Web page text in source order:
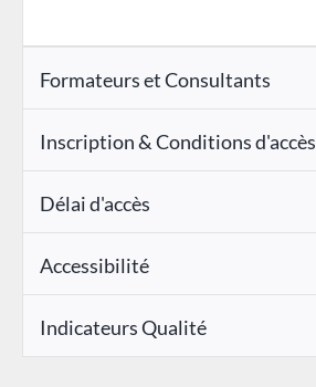
Formateurs et Consultants
Inscription & Conditions d'accès
Délai d'accès
Accessibilité
Indicateurs Qualité